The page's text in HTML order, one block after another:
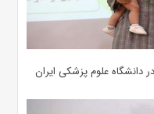
علوم پزشکی ایران